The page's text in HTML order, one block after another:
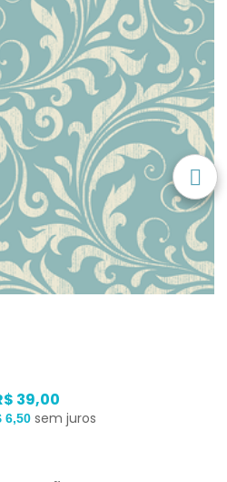
39,00
6,50 sem juros